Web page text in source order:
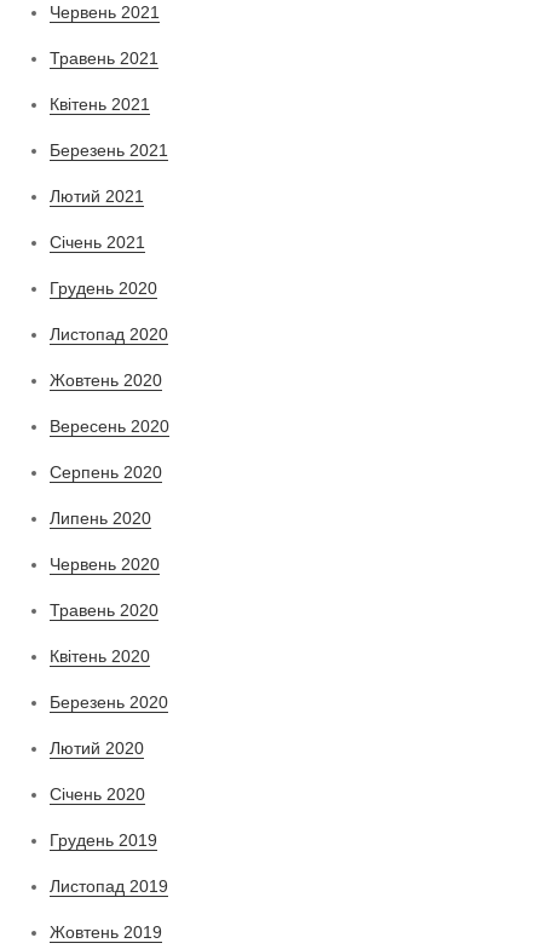
Червень 2021
Травень 2021
Квітень 2021
Березень 2021
Лютий 2021
Січень 2021
Грудень 2020
Листопад 2020
Жовтень 2020
Вересень 2020
Серпень 2020
Липень 2020
Червень 2020
Травень 2020
Квітень 2020
Березень 2020
Лютий 2020
Січень 2020
Грудень 2019
Листопад 2019
Жовтень 2019